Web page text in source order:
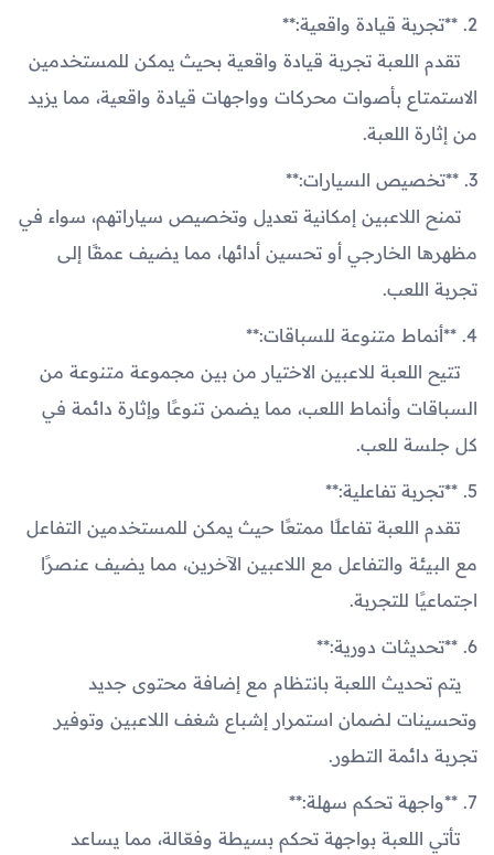
2. **تجربة قيادة واقعية:**
تقدم اللعبة تجربة قيادة واقعية بحيث يمكن للمستخدمين
الاستمتاع بأصوات محركات وواجهات قيادة واقعية، مما يزيد
من إثارة اللعبة.
3. **تخصيص السيارات:**
تمنح اللاعبين إمكانية تعديل وتخصيص سياراتهم، سواء في
مظهرها الخارجي أو تحسين أدائها، مما يضيف عمقًا إلى
تجربة اللعب.
4. **أنماط متنوعة للسباقات:**
تتيح اللعبة للاعبين الاختيار من بين مجموعة متنوعة من
السباقات وأنماط اللعب، مما يضمن تنوعًا وإثارة دائمة في
كل جلسة للعب.
5. **تجربة تفاعلية:**
تقدم اللعبة تفاعلًا ممتعًا حيث يمكن للمستخدمين التفاعل
مع البيئة والتفاعل مع اللاعبين الآخرين، مما يضيف عنصرًا
اجتماعيًا للتجربة.
6. **تحديثات دورية:**
يتم تحديث اللعبة بانتظام مع إضافة محتوى جديد
وتحسينات لضمان استمرار إشباع شغف اللاعبين وتوفير
تجربة دائمة التطور.
7. **واجهة تحكم سهلة:**
تأتي اللعبة بواجهة تحكم بسيطة وفعّالة، مما يساعد